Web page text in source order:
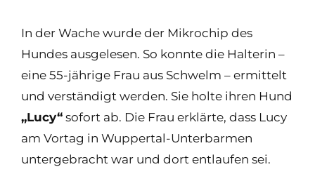
In der Wache wurde der Mikrochip des
Hundes ausgelesen. So konnte die Halterin –
eine 55-jährige Frau aus Schwelm – ermittelt
und verständigt werden. Sie holte ihren Hund
„Lucy“ sofort ab. Die Frau erklärte, dass Lucy
am Vortag in Wuppertal-Unterbarmen
untergebracht war und dort entlaufen sei.